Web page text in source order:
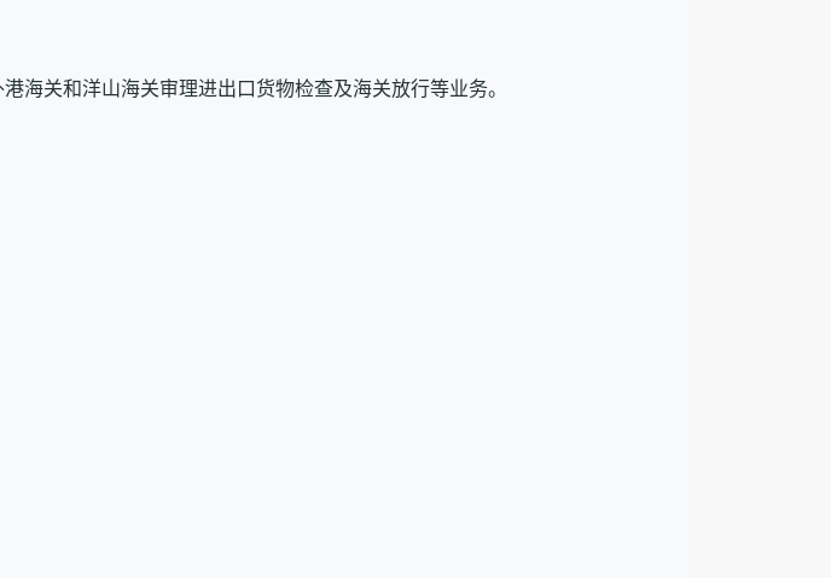
关和洋山海关审理进出口货物检查及海关放行等业务。